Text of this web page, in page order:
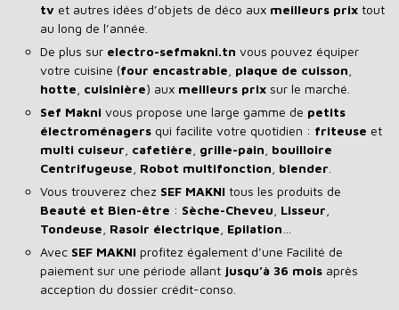
tv et autres idées d’objets de déco aux meilleurs prix tout
au long de l’année.
De plus sur electro-sefmakni.tn vous pouvez équiper
votre cuisine (four encastrable plaque de cuisson
hotte cuisinière) aux meilleurs prix sur le marché.
Sef Makni vous propose une large gamme de petits
électroménagers qui facilite votre quotidien : friteuse et
multi cuiseur cafetière grille-pain bouilloire
Centrifugeuse Robot multifonction blender
Vous trouverez chez SEF MAKNI tous les produits de
Beauté et Bien-être : Sèche-Cheveu Lisseur
Tondeuse Rasoir électrique Epilation
Avec SEF MAKNI profitez également d’une Facilité de
paiement sur une période allant jusqu’à 36 mois après
acception du dossier crédit-conso.